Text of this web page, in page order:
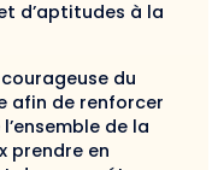
d’aptitudes à la
du
afin de renforcer
de la
prendre en